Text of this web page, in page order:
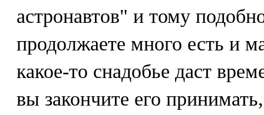
астронавтов" и тому
продолжаете много есть и
какое-то снадобье даст
вы закончите его